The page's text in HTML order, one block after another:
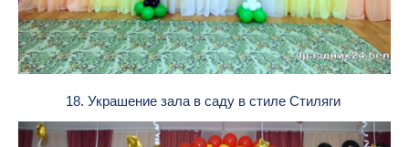
18. Украшение зала в саду в стиле Стиляги